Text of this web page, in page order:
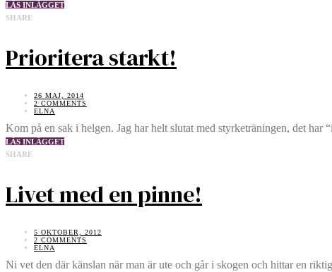
LÄS INLÄGGET
SHARE
Prioritera starkt!
26 MAJ, 2014
2 COMMENTS
ELNA
Kom på en sak i helgen. Jag har helt slutat med styrketräningen, det har
LÄS INLÄGGET
SHARE
Livet med en pinne!
5 OKTOBER, 2012
2 COMMENTS
ELNA
Ni vet den där känslan när man är ute och går i skogen och hittar en